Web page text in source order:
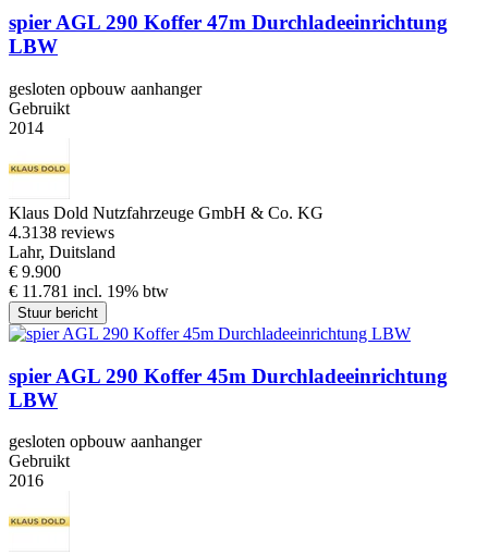
spier AGL 290 Koffer 47m Durchladeeinrichtung
LBW
gesloten opbouw aanhanger
Gebruikt
2014
Klaus Dold Nutzfahrzeuge GmbH & Co. KG
4.3138 reviews
Lahr, Duitsland
€ 9.900
€ 11.781 incl. 19% btw
Stuur bericht
spier AGL 290 Koffer 45m Durchladeeinrichtung
LBW
gesloten opbouw aanhanger
Gebruikt
2016